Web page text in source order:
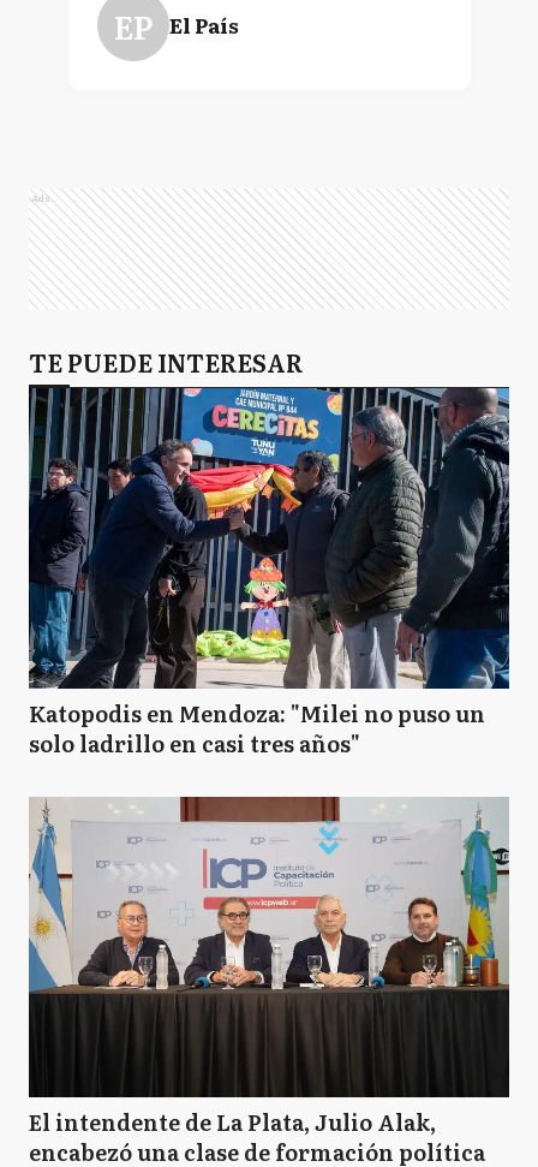
EP El País
Ads
TE PUEDE INTERESAR
Katopodis en Mendoza: "Milei no puso un
solo ladrillo en casi tres años"
El intendente de La Plata, Julio Alak,
encabezó una clase de formación política